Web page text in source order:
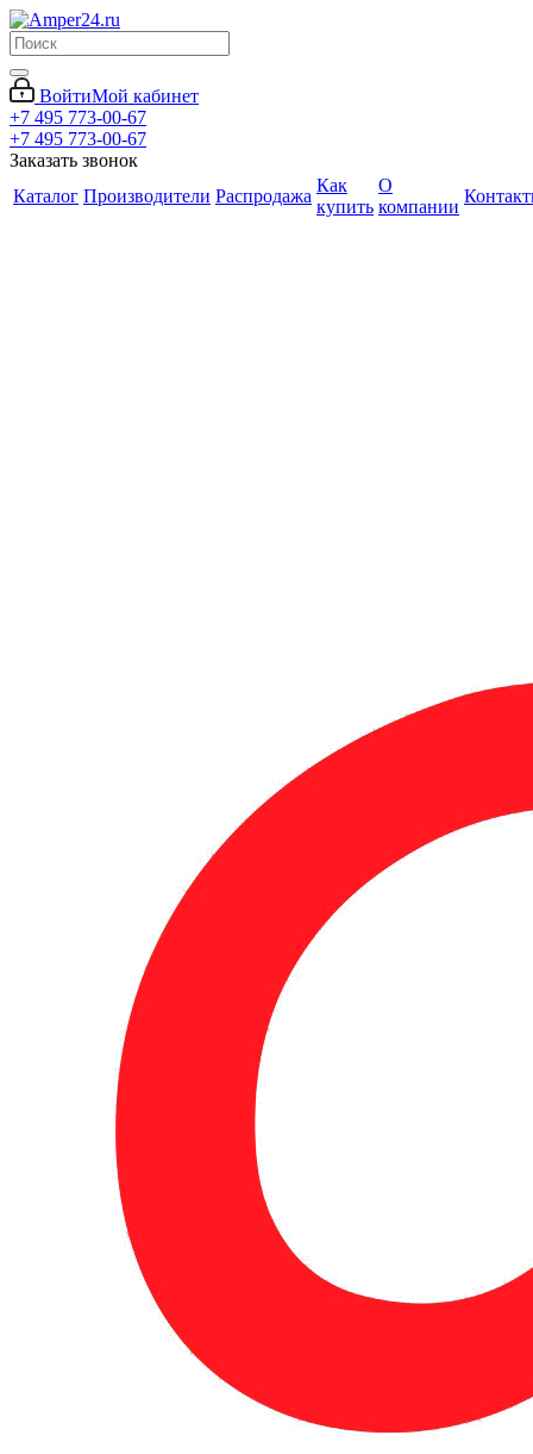
ВойтиМой кабинет
+7 495 773-00-67
+7 495 773-00-67
Заказать звонок
Каталог Производители Распродажа
Как
купить
О
компании